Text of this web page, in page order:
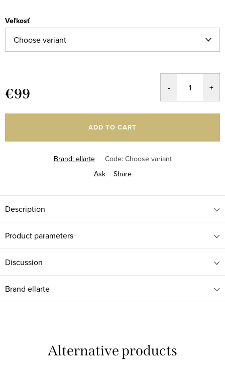
Veľkosť
€99
price:
ADD TO CART
Brand: ellarte Code: Choose variant
Ask
Share
Description
Product parameters
Discussion
Brand ellarte